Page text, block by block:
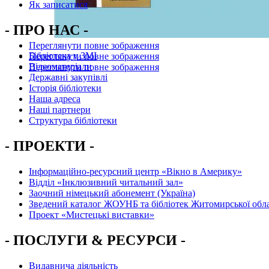
Переглянути повне зображення
Переглянути повне зображення
Переглянути повне зображення
Як записатися
- ПРО НАС -
Бібліотека у ЗМІ
Відеоматеріали
Державні закупівлі
Історія бібліотеки
Наша адреса
Наші партнери
Структура бібліотеки
- ПРОЕКТИ -
Інформаційно-ресурсний центр «Вікно в Америку»
Вiддiл «Інклюзивний читальний зал»
Заочний німецький абонемент (Україна)
Зведений каталог ЖОУНБ та бібліотек Житомирської
Проект «Мистецькі виставки»
- ПОСЛУГИ & РЕСУРСИ -
Видавнича діяльність